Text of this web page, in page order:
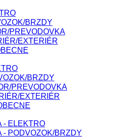
BRZDY
PREVODOVKA
EXTERIÉR
BRZDY
PREVODOVKA
EXTERIÉR
ELEKTRO
PODVOZOK/BRZDY